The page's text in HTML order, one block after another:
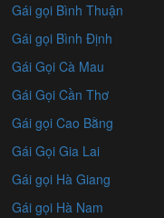
Gái gọi Bình Thuận
Gái gọi Bình Định
Gái Gọi Cà Mau
Gái Gọi Cần Thơ
Gái gọi Cao Bằng
Gái Gọi Gia Lai
Gái gọi Hà Giang
Gái gọi Hà Nam